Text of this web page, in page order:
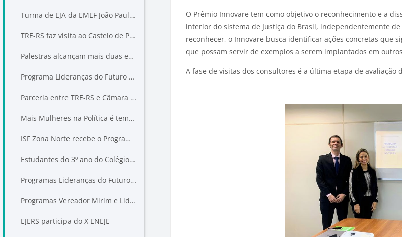
Turma de EJA da EMEF João Paulo I, em Canoas, recebe o Programa Lideranças do Futuro
TRE-RS faz visita ao Castelo de Pedras Altas
Palestras alcançam mais duas escolas no Projeto Vereador Mirim de Canoas
Programa Lideranças do Futuro chega a Pedro Osório, no sul do Estado
Parceria entre TRE-RS e Câmara de Canoas promove ações de cidadania em escolas do município
Mais Mulheres na Política é tema de palestra da EJERS na FMP
ISF Zona Norte recebe o Programa Lideranças do Futuro do TRE-RS
Estudantes do 3º ano do Colégio Anchieta participam do Programa Lideranças do Futuro
Programas Lideranças do Futuro e Vereador Mirim encerram etapa de palestras na Câmara de Novo Hamburgo
Programas Vereador Mirim e Lideranças do Futuro atendem mais de 80 estudantes em NH
EJERS participa do X ENEJE
O Prêmio Innovare tem como objetivo o reconhecimento e a
interior do sistema de Justiça do Brasil, independentemente
reconhecer, o Innovare busca identificar ações concretas que
que possam servir de exemplos a serem implantados em
A fase de visitas dos consultores é a última etapa de avaliação